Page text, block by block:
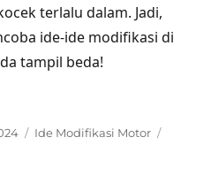
terlalu dalam. Jadi,
ide-ide modifikasi di
tampil beda!
Categories
Ide Modifikasi Motor